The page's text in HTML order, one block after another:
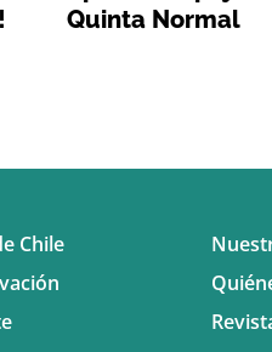
Quinta Normal
Chile